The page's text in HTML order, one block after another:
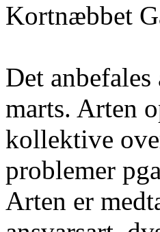
Kortnæbbet
Det
marts. Arten
kollektive
problemer
Arten er